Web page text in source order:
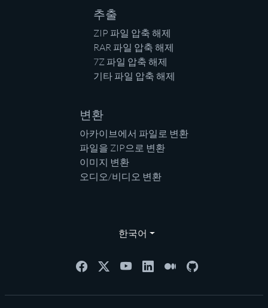
추출
ZIP 파일 압축 해제
RAR 파일 압축 해제
7Z 파일 압축 해제
기타 파일 압축 해제
변환
아카이브에서 파일로 변환
파일을 ZIP으로 변환
이미지 변환
오디오/비디오 변환
한국어